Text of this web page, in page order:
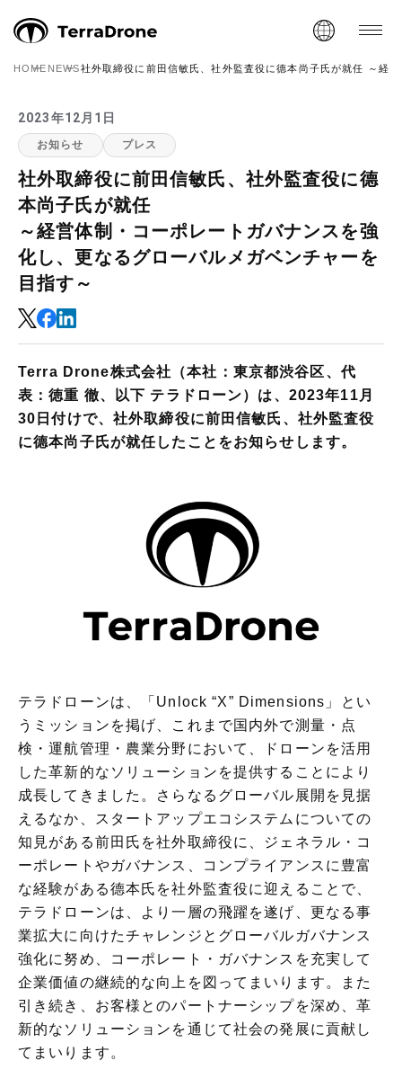
HOME NEWS社外取締役に前田信敏氏、社外監査役に德本尚子氏が就任 ～経
2023年12月1日
お知らせ プレス
社外取締役に前田信敏氏、社外監査役に德
本尚子氏が就任
～経営体制・コーポレートガバナンスを強
化し、更なるグローバルメガベンチャーを
目指す～
Terra Drone株式会社（本社：東京都渋谷区、代
表：徳重 徹、以下 テラドローン）は、2023年11月
30日付けで、社外取締役に前田信敏氏、社外監査役
に德本尚子氏が就任したことをお知らせします。
テラドローンは、「Unlock “X” Dimensions」とい
うミッションを掲げ、これまで国内外で測量・点
検・運航管理・農業分野において、ドローンを活用
した革新的なソリューションを提供することにより
成長してきました。さらなるグローバル展開を見据
えるなか、スタートアップエコシステムについての
知見がある前田氏を社外取締役に、ジェネラル・コ
ーポレートやガバナンス、コンプライアンスに豊富
な経験がある德本氏を社外監査役に迎えることで、
テラドローンは、より一層の飛躍を遂げ、更なる事
業拡大に向けたチャレンジとグローバルガバナンス
強化に努め、コーポレート・ガバナンスを充実して
企業価値の継続的な向上を図ってまいります。また
引き続き、お客様とのパートナーシップを深め、革
新的なソリューションを通じて社会の発展に貢献し
てまいります。